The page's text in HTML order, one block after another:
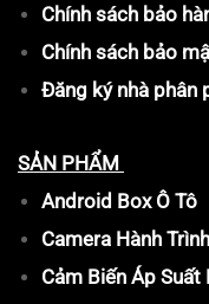
Chính sách bảo
Chính sách bảo
Đăng ký nhà phân
SẢN PHẨM
Android Box Ô Tô
Camera Hành Trình
Cảm Biến Áp Suất